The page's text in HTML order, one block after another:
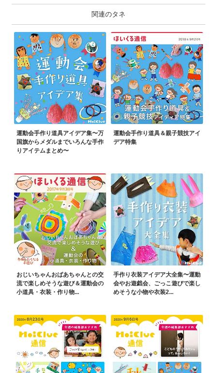
関連のタネ
運動会手作り道具アイデア集〜万
国旗からメダルまでいろんな手作
りアイテムまとめ〜
運動会手作り道具＆親子競技アイ
デア特集
おじいちゃんおばあちゃんとの交
流で楽しめそうな遊び＆運動会の
小道具・衣装・作り物...
手作り衣装アイデア大全集〜運動
会やお遊戯会、ごっこ遊びで楽し
めそうな小物や衣装2...